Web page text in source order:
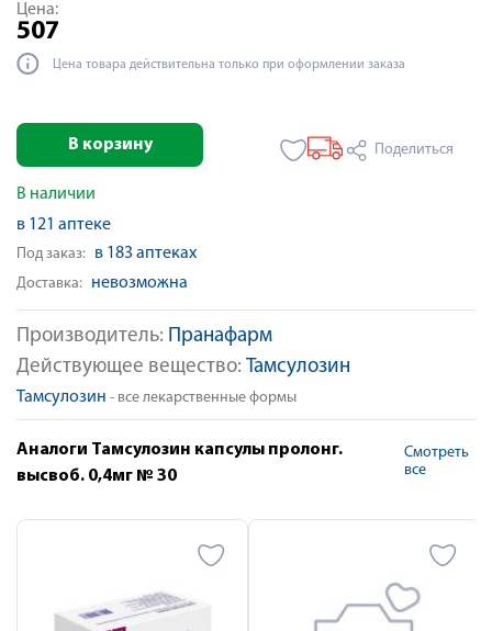
Производитель: Пранафарм
Действующее вещество: Тамсулозин
Тамсулозин - все лекарственные формы
Цена:
507
Цена товара действительна только при оформлении заказа
В корзину Поделиться
В наличии
в 121 аптеке
Под заказ: в 183 аптеках
Доставка: невозможна
Аналоги Тамсулозин капсулы пролонг.
высвоб. 0,4мг № 30
Смотреть
все